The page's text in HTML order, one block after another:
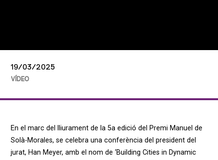
19/03/2025
VÍDEO
En el marc del lliurament de la 5a edició del Premi Manuel de
Solà-Morales, se celebra una conferència del president del
jurat, Han Meyer, amb el nom de ‘Building Cities in Dynamic